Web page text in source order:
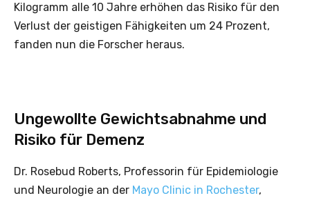
Kilogramm alle 10 Jahre erhöhen das Risiko für den
Verlust der geistigen Fähigkeiten um 24 Prozent,
fanden nun die Forscher heraus.
Ungewollte Gewichtsabnahme und
Risiko für Demenz
Dr. Rosebud Roberts, Professorin für Epidemiologie
und Neurologie an der Mayo Clinic in Rochester,